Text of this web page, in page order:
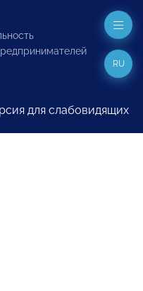
для слабовидящих
RU